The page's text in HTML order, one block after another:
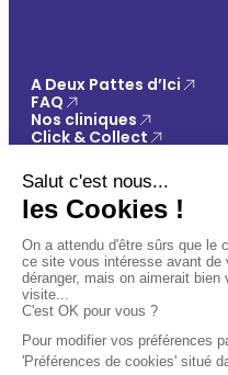
A Deux Pattes d’Ici
FAQ
Nos cliniques
Click & Collect
Vos avantages
Conseils